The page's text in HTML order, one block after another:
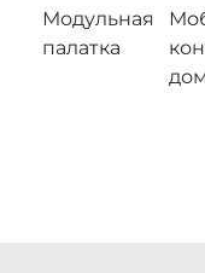
Модульная
палатка